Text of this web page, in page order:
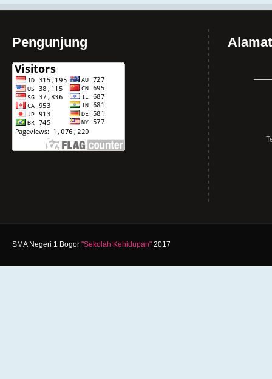
Pengunjung
SMA Negeri 1 Bogor "Sekolah Kehidupan" 2017